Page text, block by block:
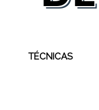
TÉCNICAS